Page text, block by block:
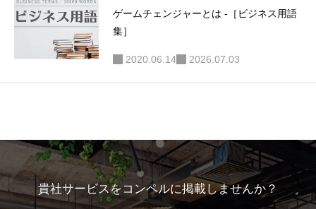
ゲームチェンジャーとは -［ビジネス用語
集］
2020.06.14 2026.07.03
貴社サービスをコンペルに掲載しませんか？